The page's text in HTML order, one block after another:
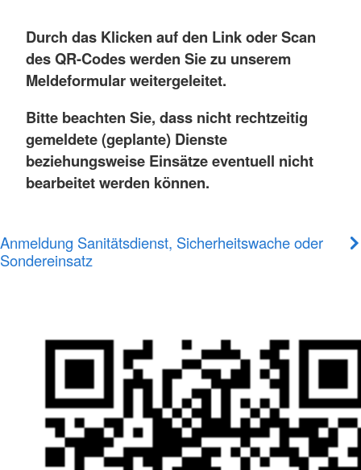
Durch das Klicken auf den Link oder Scan
des QR-Codes werden Sie zu unserem
Meldeformular weitergeleitet.
Bitte beachten Sie, dass nicht rechtzeitig
gemeldete (geplante) Dienste
beziehungsweise Einsätze eventuell nicht
bearbeitet werden können.
Anmeldung Sanitätsdienst, Sicherheitswache oder
Sondereinsatz